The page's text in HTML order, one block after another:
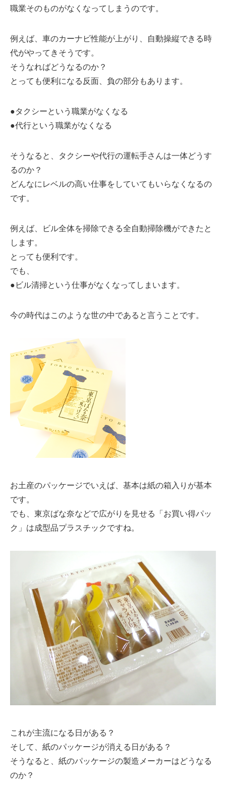
職業そのものがなくなってしまうのです。
例えば、車のカーナビ性能が上がり、自動操縦できる時
代がやってきそうです。
そうなればどうなるのか？
とっても便利になる反面、負の部分もあります。
●タクシーという職業がなくなる
●代行という職業がなくなる
そうなると、タクシーや代行の運転手さんは一体どうす
るのか？
どんなにレベルの高い仕事をしていてもいらなくなるの
です。
例えば、ビル全体を掃除できる全自動掃除機ができたと
します。
とっても便利です。
でも、
●ビル清掃という仕事がなくなってしまいます。
今の時代はこのような世の中であると言うことです。
お土産のパッケージでいえば、基本は紙の箱入りが基本
です。
でも、東京ばな奈などで広がりを見せる「お買い得パッ
ク」は成型品プラスチックですね。
これが主流になる日がある？
そして、紙のパッケージが消える日がある？
そうなると、紙のパッケージの製造メーカーはどうなる
のか？